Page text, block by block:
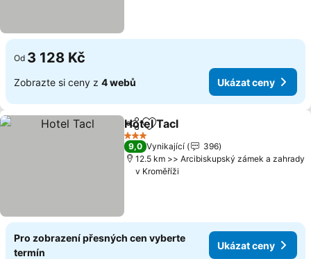
Od 3 128 Kč
Zobrazte si ceny z 4 webů Ukázat ceny
SdíletPřidat na seznam oblíbených
Hotel Tacl
3 Počet hvězdiček
9,0 Vynikající
396
12.5 km >> Arcibiskupský zámek a zahrady
v Kroměříži
Pro zobrazení přesných cen vyberte
termín
Ukázat ceny